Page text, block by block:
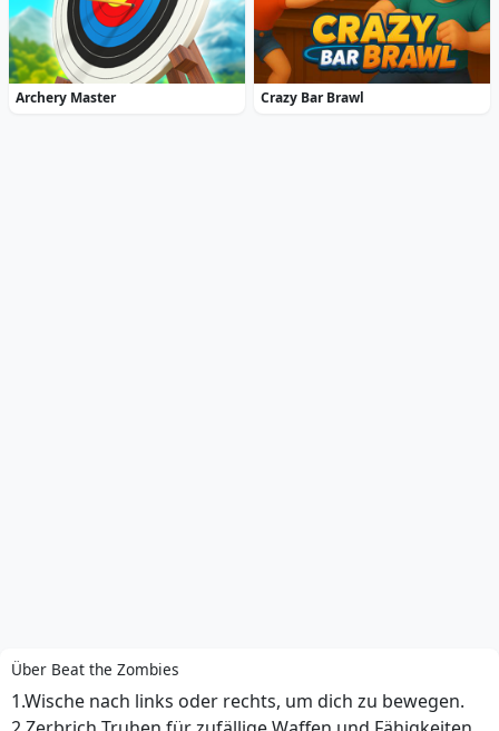
Archery Master Crazy Bar Brawl
Über Beat the Zombies
1.Wische nach links oder rechts, um dich zu bewegen.